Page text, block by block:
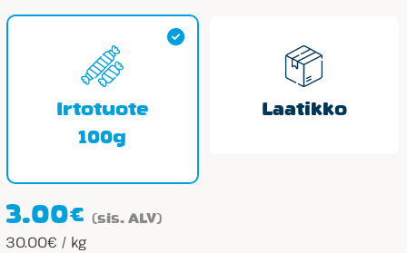
Irtotuote
100g
Laatikko
3.00€ (sis. ALV)
30.00€ / kg